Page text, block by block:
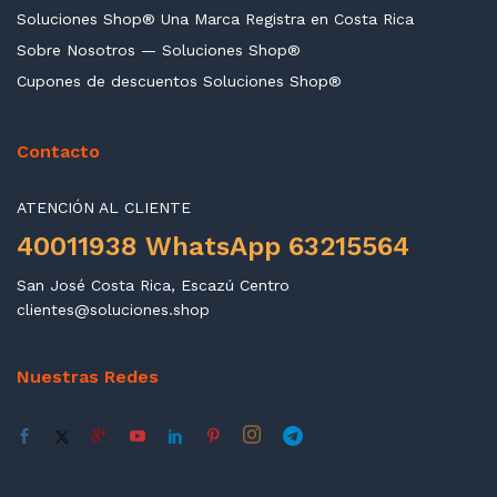
Soluciones Shop® Una Marca Registra en Costa Rica
Sobre Nosotros — Soluciones Shop®
Cupones de descuentos Soluciones Shop®
Contacto
ATENCIÓN AL CLIENTE
40011938 WhatsApp 63215564
San José Costa Rica, Escazú Centro
clientes@soluciones.shop
Nuestras Redes